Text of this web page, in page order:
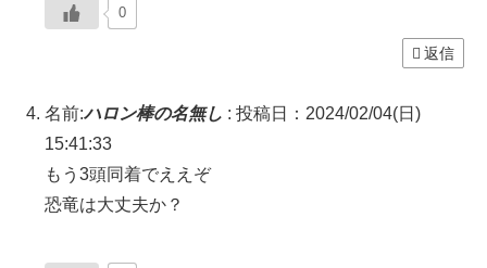
0
返信
名前:ハロン棒の名無し : 投稿日：2024/02/04(日)
15:41:33
もう3頭同着でええぞ
恐竜は大丈夫か？